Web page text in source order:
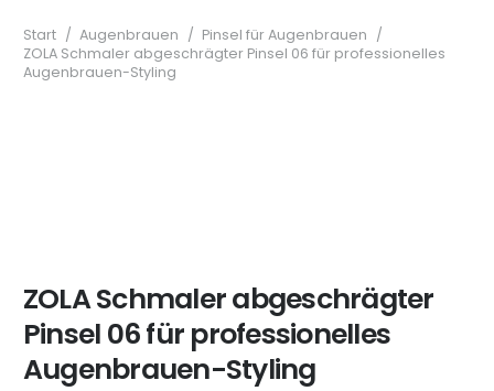
Start / Augenbrauen / Pinsel für Augenbrauen /
ZOLA Schmaler abgeschrägter Pinsel 06 für professionelles
Augenbrauen-Styling
ZOLA Schmaler abgeschrägter
Pinsel 06 für professionelles
Augenbrauen-Styling